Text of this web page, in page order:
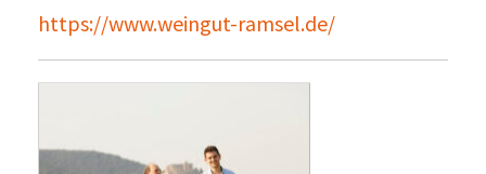
https://www.weingut-ramsel.de/